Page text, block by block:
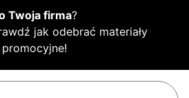
Twoja firma?
jak odebrać materiały
promocyjne!